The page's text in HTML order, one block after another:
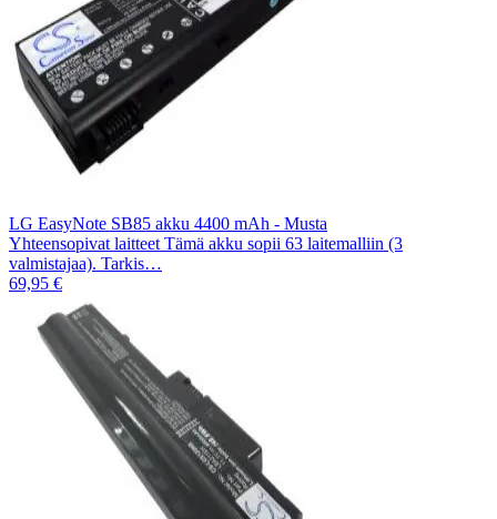
LG EasyNote SB85 akku 4400 mAh - Musta
Yhteensopivat laitteet Tämä akku sopii 63 laitemalliin (3
valmistajaa). Tarkis…
69,95 €